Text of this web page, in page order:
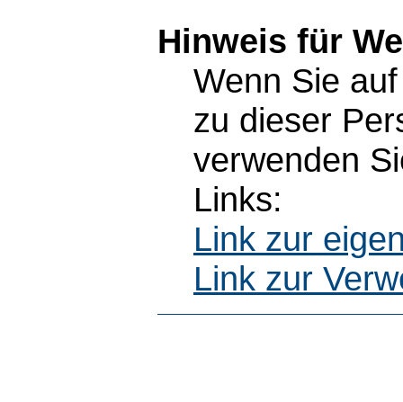
Hinweis für
Wenn Sie
zu dieser
verwenden
Links:
Link zur
Link zur